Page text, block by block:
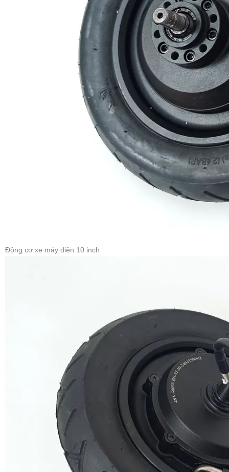
Động cơ xe máy điện 10 inch
250-500
Tốc độ định mức (km/h) 25km/h (tùy chỉnh)
-20-45
Hiệu suất định mức （%） ≥82
Cảm biến Hall không bắt buộc
1:4.4
100mm, 120mm